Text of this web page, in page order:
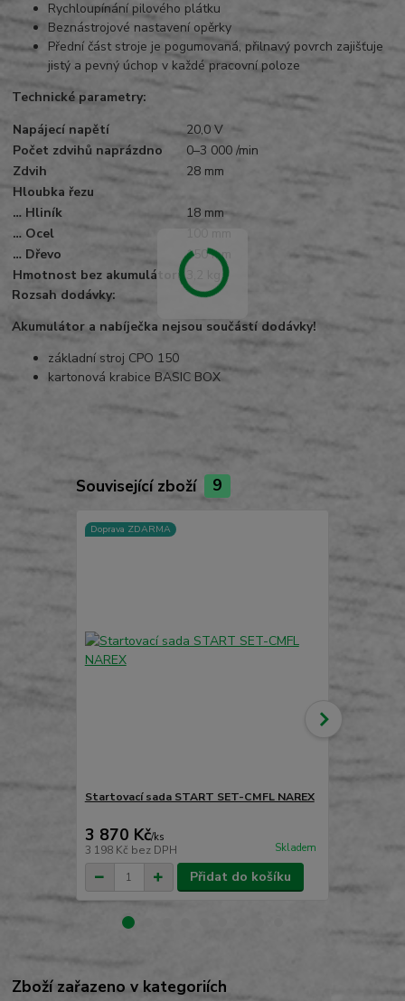
Rychloupínání pilového plátku
Beznástrojové nastavení opěrky
Přední část stroje je pogumovaná, přilnavý povrch zajišťuje
jistý a pevný úchop v každé pracovní poloze
Technické parametry:
Napájecí napětí
20,0 V
Počet zdvihů naprázdno
0–3 000 /min
Zdvih
28 mm
Hloubka řezu
… Hliník
18 mm
… Ocel
… Dřevo
150 mm
Hmotnost bez akumulátoru
Rozsah dodávky:
Akumulátor a nabíječka nejsou součástí dodávky!
základní stroj CPO 150
kartonová krabice BASIC BOX
Související zboží 9
Doprava ZDARMA
Startovací sada START SET-CMFL NAREX
3 870 Kč/ks
3 198 Kč bez DPH Skladem
Přidat do košíku
Zboží zařazeno v kategoriích